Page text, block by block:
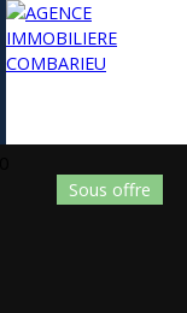
Sous offre